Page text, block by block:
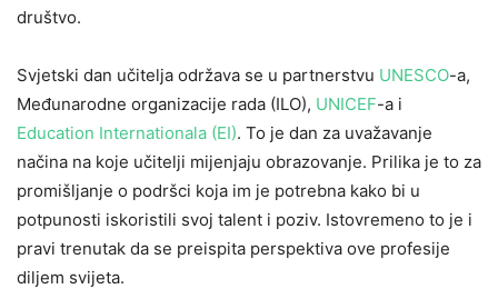
društvo.
Svjetski dan učitelja održava se u partnerstvu UNESCO-a,
Međunarodne organizacije rada (ILO), UNICEF-a i
Education Internationala (EI). To je dan za uvažavanje
načina na koje učitelji mijenjaju obrazovanje. Prilika je to za
promišljanje o podršci koja im je potrebna kako bi u
potpunosti iskoristili svoj talent i poziv. Istovremeno to je i
pravi trenutak da se preispita perspektiva ove profesije
diljem svijeta.